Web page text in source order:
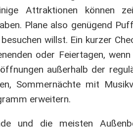
Attraktionen können
Plane also genügend
willst. Ein kurzer
oder Feiertagen,
außerhalb der
Sommernächte mit
erweitern.
und die meisten